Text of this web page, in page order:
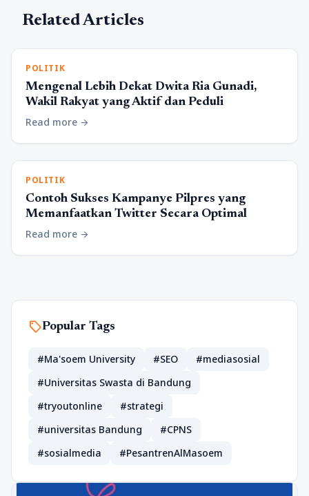
Related Articles
POLITIK
Mengenal Lebih Dekat Dwita Ria Gunadi,
Wakil Rakyat yang Aktif dan Peduli
Read more arrow_forward
POLITIK
Contoh Sukses Kampanye Pilpres yang
Memanfaatkan Twitter Secara Optimal
Read more arrow_forward
sellPopular Tags
#Ma'soem University #SEO
#mediasosial
#Universitas Swasta di Bandung
#tryoutonline
#strategi
#universitas Bandung
#CPNS
#sosialmedia
#PesantrenAlMasoem